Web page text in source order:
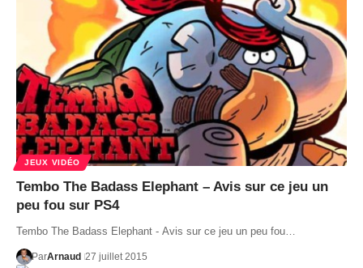
JEUX VIDÉO
Tembo The Badass Elephant – Avis sur ce jeu un
peu fou sur PS4
Tembo The Badass Elephant - Avis sur ce jeu un peu fou…
ParArnaud 27 juillet 2015